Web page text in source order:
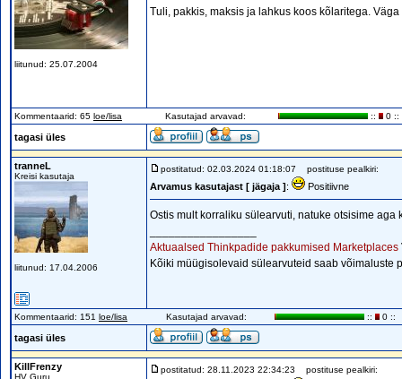
liitunud: 25.07.2004
Tuli, pakkis, maksis ja lahkus koos kõlaritega.
Kommentaarid: 65 loe/lisa Kasutajad arvavad: :: 0 ::
tagasi üles
tranneL
Kreisi kasutaja
liitunud: 17.04.2006
postitatud: 02.03.2024 01:18:07 postituse pealkiri:
Arvamus kasutajast [ jägaja ]: Positiivne
Ostis mult korraliku sülearvuti, natuke otsisime
Aktuaalsed Thinkpadide pakkumised Marketplaces
Kõiki müügisolevaid sülearvuteid saab võimaluste
Kommentaarid: 151 loe/lisa Kasutajad arvavad: :: 0 ::
tagasi üles
KillFrenzy
HV Guru
postitatud: 28.11.2023 22:34:23 postituse pealkiri: